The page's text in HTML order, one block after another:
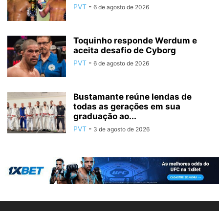
PVT - 6 de agosto de 2026
Toquinho responde Werdum e
aceita desafio de Cyborg
PVT - 6 de agosto de 2026
Bustamante reúne lendas de
todas as gerações em sua
graduação ao...
PVT - 3 de agosto de 2026